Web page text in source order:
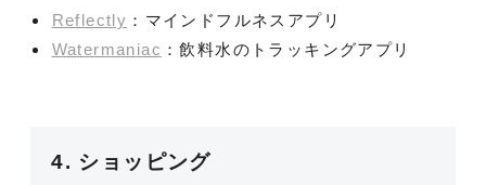
Reflectly ：マインドフルネスアプリ
Watermaniac ：飲料水のトラッキングアプリ
4. ショッピング